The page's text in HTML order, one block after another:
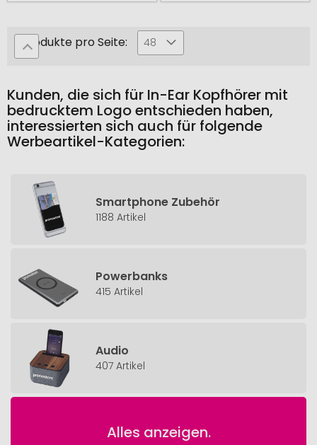
Produkte pro Seite: 48
Kunden, die sich für In-Ear Kopfhörer mit
bedrucktem Logo entschieden haben,
interessierten sich auch für folgende
Werbeartikel-Kategorien:
Smartphone Zubehör
1188 Artikel
Powerbanks
415 Artikel
Audio
407 Artikel
Alles anzeigen.